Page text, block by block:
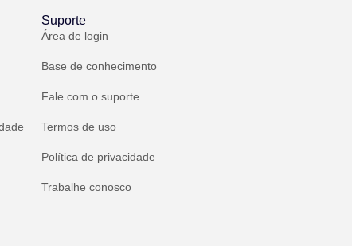
Suporte
Área de login
Base de conhecimento
Fale com o suporte
Termos de uso
Política de privacidade
Trabalhe conosco